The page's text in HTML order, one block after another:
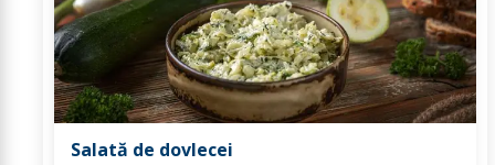
Salată de dovlecei